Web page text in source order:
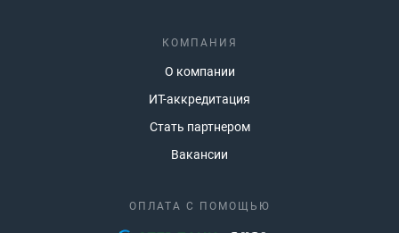
КОМПАНИЯ
О компании
ИТ-аккредитация
Стать партнером
Вакансии
ОПЛАТА С ПОМОЩЬЮ